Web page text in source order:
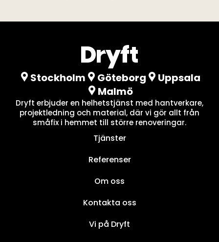
Stockholm Göteborg
Uppsala
Malmö
Dryft erbjuder en helhetstjänst med hantverkare,
projektledning och material, där vi gör allt från
småfix i hemmet till större renoveringar.
Tjänster
Referenser
Om oss
Kontakta oss
Vi på Dryft